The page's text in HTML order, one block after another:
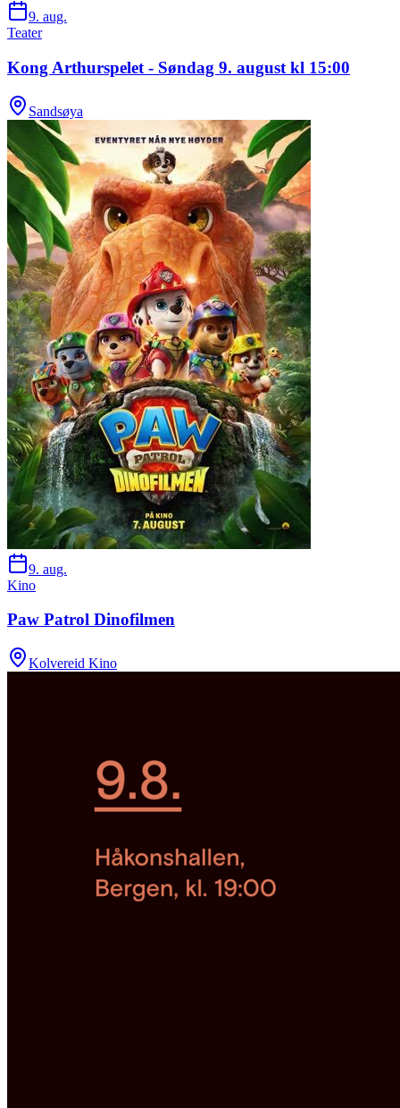
9. aug.
Teater
Kong Arthurspelet - Søndag 9. august kl 15:00
Sandsøya
9. aug.
Kino
Paw Patrol Dinofilmen
Kolvereid Kino